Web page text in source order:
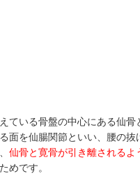
ている骨盤の中心にある仙骨
面を仙腸関節といい、腰の抜
仙骨と寛骨が引き離されるよ
ためです。